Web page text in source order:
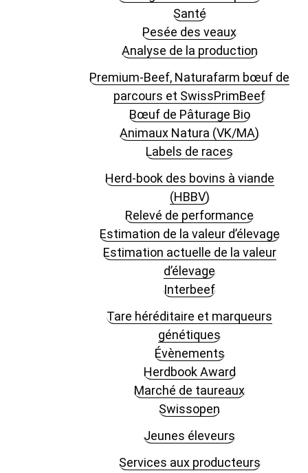
Santé
Pesée des veaux
Analyse de la production
Premium-Beef, Naturafarm bœuf de
parcours et SwissPrimBeef
Bœuf de Pâturage Bio
Animaux Natura (VK/MA)
Labels de races
Herd-book des bovins à viande
(HBBV)
Relevé de performance
Estimation de la valeur d’élevage
Estimation actuelle de la valeur
d’élevage
Interbeef
Tare héréditaire et marqueurs
génétiques
Évènements
Herdbook Award
Marché de taureaux
Swissopen
Jeunes éleveurs
Services aux producteurs